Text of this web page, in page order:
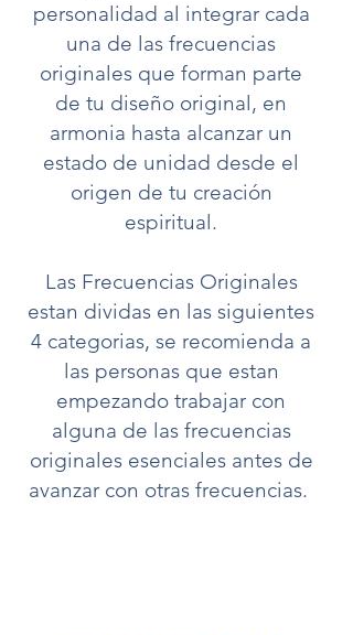
personalidad al integrar cada
una de las frecuencias
originales que forman parte
de tu diseño original, en
armonia hasta alcanzar un
estado de unidad desde el
origen de tu creación
espiritual.
Las Frecuencias Originales
estan dividas en las siguientes
4 categorias, se recomienda a
las personas que estan
empezando trabajar con
alguna de las frecuencias
originales esenciales antes de
avanzar con otras frecuencias.